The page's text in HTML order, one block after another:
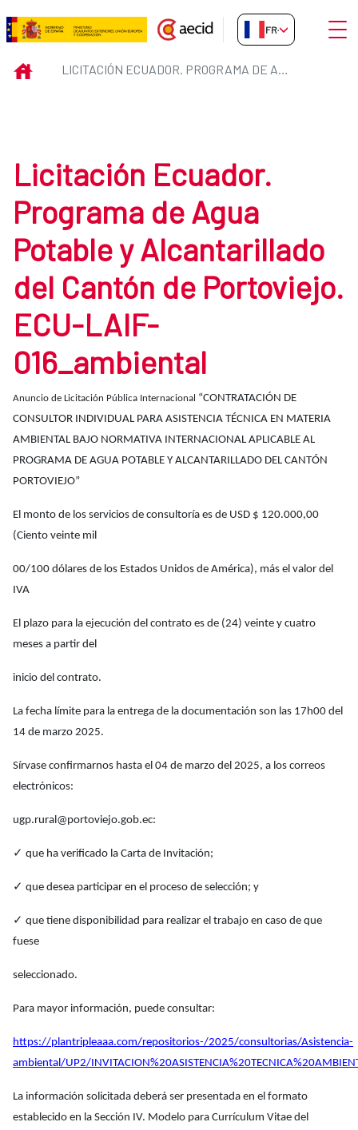
Saut au contenu principal
Licitación Ecuador. Programa
FR-FR
INICIO LICITACIÓN ECUADOR. PROGRAMA DE AGUA POTABLE Y ALCANTARILLADO DEL CANTÓN DE PORTOVIEJO. ECU-LAIF-016_AMBIENTAL
Licitación Ecuador.
Programa de Agua
Potable y Alcantarillado
del Cantón de Portoviejo.
ECU-LAIF-
016_ambiental
Anuncio de Licitación Pública Internacional “CONTRATACIÓN DE
CONSULTOR INDIVIDUAL PARA ASISTENCIA TÉCNICA EN MATERIA
AMBIENTAL BAJO NORMATIVA INTERNACIONAL APLICABLE AL
PROGRAMA DE AGUA POTABLE Y ALCANTARILLADO DEL CANTÓN
PORTOVIEJO”
El monto de los servicios de consultoría es de USD $ 120.000,00
(Ciento veinte mil
00/100 dólares de los Estados Unidos de América), más el valor del
IVA
El plazo para la ejecución del contrato es de (24) veinte y cuatro
meses a partir del
inicio del contrato.
La fecha límite para la entrega de la documentación son las 17h00 del
14 de marzo 2025.
Sírvase confirmarnos hasta el 04 de marzo del 2025, a los correos
electrónicos:
ugp.rural@portoviejo.gob.ec:
✓ que ha verificado la Carta de Invitación;
✓ que desea participar en el proceso de selección; y
✓ que tiene disponibilidad para realizar el trabajo en caso de que
fuese
seleccionado.
Para mayor información, puede consultar:
https://plantripleaaa.com/repositorios-/2025/consultorias/Asistencia-
ambiental/UP2/
La información solicitada deberá ser presentada en el formato
establecido en la Sección IV. Modelo para Currículum Vitae del